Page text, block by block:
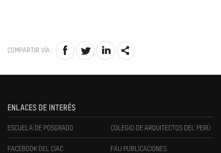
COMPARTIR VÍA:
ENLACES DE INTERÉS
ESCUELA DE POSGRADO COLEGIO DE ARQUITECTOS DEL PERÚ
FACEBOOK DEL CIAC FAU PUBLICACIONES